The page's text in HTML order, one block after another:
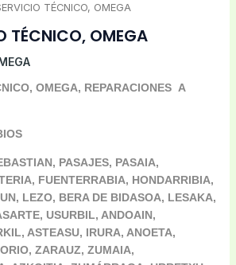
TÉCNICO, OMEGA
TÉCNICO, OMEGA
OMEGA, REPARACIONES A
PASAJES, PASAIA,
FUENTERRABIA, HONDARRIBIA,
LEZO, BERA DE BIDASOA, LESAKA,
USURBIL, ANDOAIN,
ASTEASU, IRURA, ANOETA,
ZARAUZ, ZUMAIA,